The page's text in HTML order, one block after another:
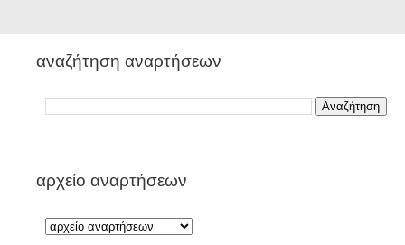
αναζήτηση αναρτήσεων
αρχείο αναρτήσεων